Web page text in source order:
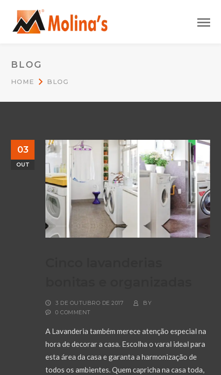
BLOG
HOME BLOG
03
OUT
3 DE OUTUBRO DE 2017
BY
0 COMMENT
A Lavanderia também merece atenção especial na
hora de decorar a casa. Escolha o varal ideal para
esta área da casa e garanta a harmonização de
todos os ambientes. Quem capricha na casa toda,